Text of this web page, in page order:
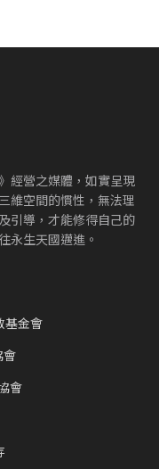
經營之媒體，如實呈現
維空間的慣性，無法理
引導，才能修得自己的
永生天國邁進。
基金會
會
會